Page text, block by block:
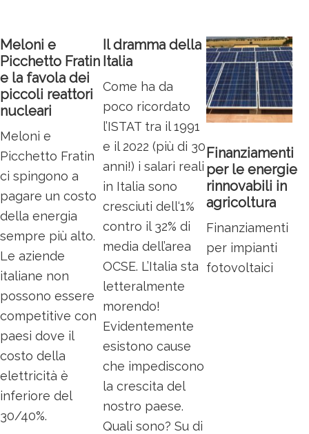
Meloni e
Picchetto Fratin
e la favola dei
piccoli reattori
nucleari
Meloni e
Picchetto Fratin
ci spingono a
pagare un costo
della energia
sempre più alto.
Le aziende
italiane non
possono essere
competitive con
paesi dove il
costo della
elettricità è
inferiore del
30/40%.
Il dramma della
Italia
Come ha da
poco ricordato
l’ISTAT tra il 1991
e il 2022 (più di 30
anni!) i salari reali
in Italia sono
cresciuti dell‘1%
contro il 32% di
media dell’area
OCSE. L’Italia sta
letteralmente
morendo!
Evidentemente
esistono cause
che impediscono
la crescita del
nostro paese.
Quali sono? Su di
Finanziamenti
per le energie
rinnovabili in
agricoltura
Finanziamenti
per impianti
fotovoltaici